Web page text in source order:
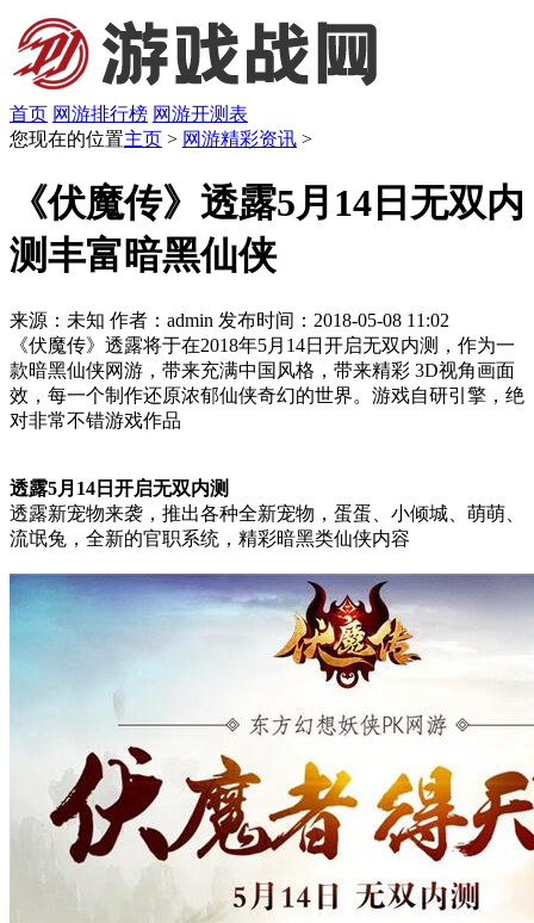
首页 网游排行榜 网游开测表
您现在的位置主页 > 网游精彩资讯 >
《伏魔传》透露5月14日无双内
测丰富暗黑仙侠
来源：未知 作者：admin 发布时间：2018-05-08 11:02
《伏魔传》透露将于在2018年5月14日开启无双内测，作为一
款暗黑仙侠网游，带来充满中国风格，带来精彩 3D视角画面
效，每一个制作还原浓郁仙侠奇幻的世界。游戏自研引擎，绝
对非常不错游戏作品
透露5月14日开启无双内测
透露新宠物来袭，推出各种全新宠物，蛋蛋、小倾城、萌萌、
流氓兔，全新的官职系统，精彩暗黑类仙侠内容